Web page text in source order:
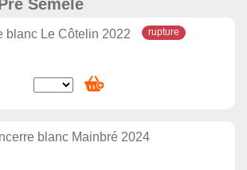
Semelé
blanc Le Côtelin 2022
blanc Mainbré 2024